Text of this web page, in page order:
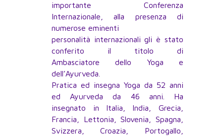
importante Conferenza
Internazionale, alla presenza di
numerose eminenti
personalità internazionali gli è stato
conferito il titolo di
Ambasciatore dello Yoga e
dell’Ayurveda.
Pratica ed insegna Yoga da 52 anni
ed Ayurveda da 46 anni. Ha
insegnato in Italia, India, Grecia,
Francia, Lettonia, Slovenia, Spagna,
Svizzera, Croazia, Portogallo,